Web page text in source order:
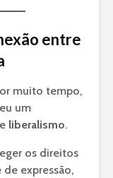
entre
muito tempo,
um
e liberalismo.
os direitos
expressão,